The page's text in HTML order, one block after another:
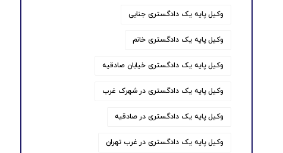
وکیل پایه یک دادگستری جنایی
وکیل پایه یک دادگستری خانم
وکیل پایه یک دادگستری خیابان صادقیه
وکیل پایه یک دادگستری در شهرک غرب
وکیل پایه یک دادگستری در صادقیه
وکیل پایه یک دادگستری در غرب تهران